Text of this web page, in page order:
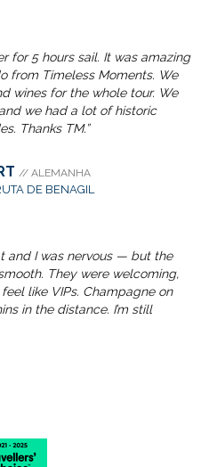
for 5 hours sail. It was amazing
from Timeless Moments. We
wines for the whole tour. We
we had a lot of historic
Thanks TM.”
// ALEMANHA
DE BENAGIL
and I was nervous — but the
They were welcoming,
like VIPs. Champagne on
in the distance. I’m still